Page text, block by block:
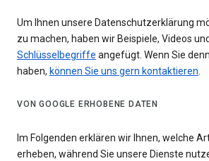
Um Ihnen unsere Datenschutzerklärung
zu machen, haben wir Beispiele, Videos
Schlüsselbegriffe angefügt. Wenn Sie
haben, können Sie uns gern kontaktieren.
VON GOOGLE ERHOBENE DATEN
Im Folgenden erklären wir Ihnen, welche
erheben, während Sie unsere Dienste